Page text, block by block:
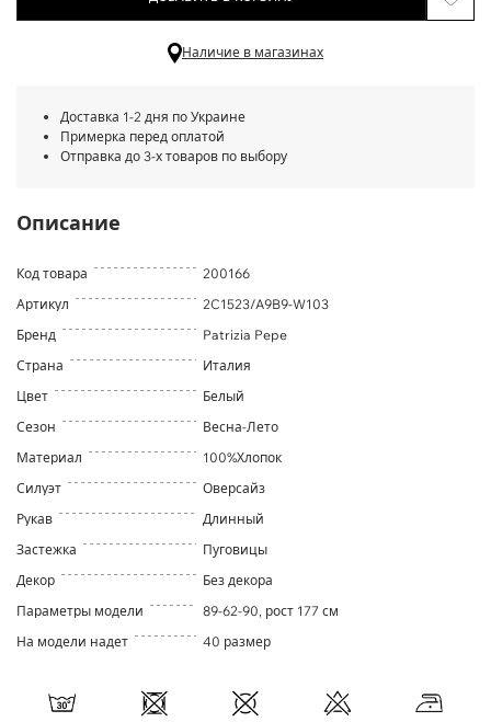
Наличие в магазинах
Доставка 1-2 дня по Украине
Примерка перед оплатой
Отправка до 3-х товаров по выбору
Описание
Код товара
200166
Артикул
2C1523/A9B9-W103
Бренд
Patrizia Pepe
Страна
Италия
Цвет
Белый
Сезон
Весна-Лето
Материал
100%Хлопок
Силуэт
Оверсайз
Рукав
Длинный
Застежка
Пуговицы
Декор
Без декора
Параметры модели
89-62-90, рост 177 см
На модели надет
40 размер